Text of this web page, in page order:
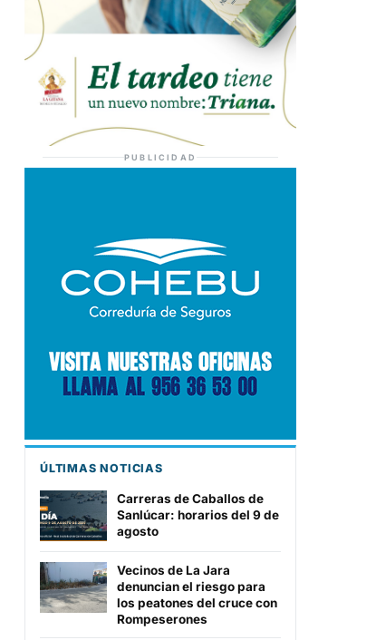
PUBLICIDAD
ÚLTIMAS NOTICIAS
Carreras de Caballos de
Sanlúcar: horarios del 9 de
agosto
Vecinos de La Jara
denuncian el riesgo para
los peatones del cruce con
Rompeserones